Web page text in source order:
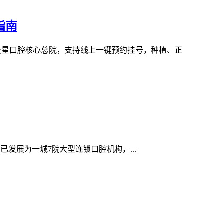
南
口腔核心总院，支持线上一键预约挂号，种植、正
发展为一城7院大型连锁口腔机构，...